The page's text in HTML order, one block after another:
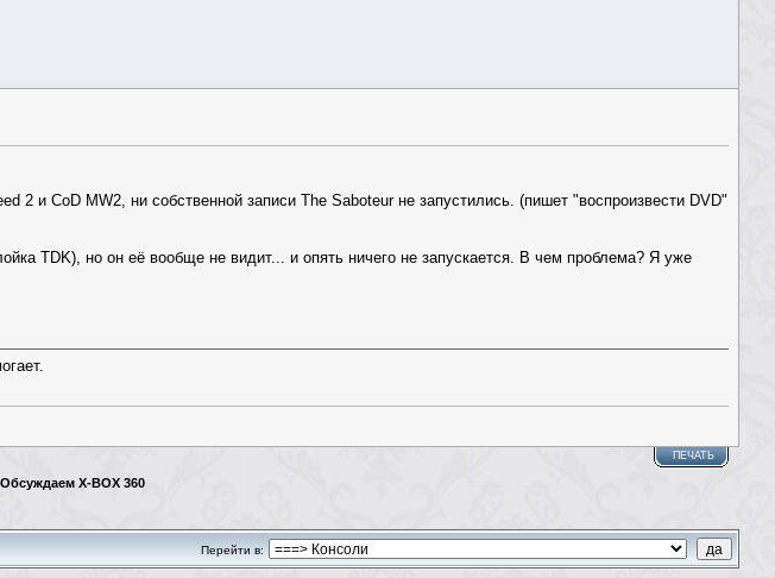
2 и CoD MW2, ни собственной записи The Saboteur не запустились. (пишет "воспроизвести DVD"
TDK), но он её вообще не видит... и опять ничего не запускается. В чем проблема? Я уже
ПЕЧАТЬ
Обсуждаем X-BOX 360
Перейти в: